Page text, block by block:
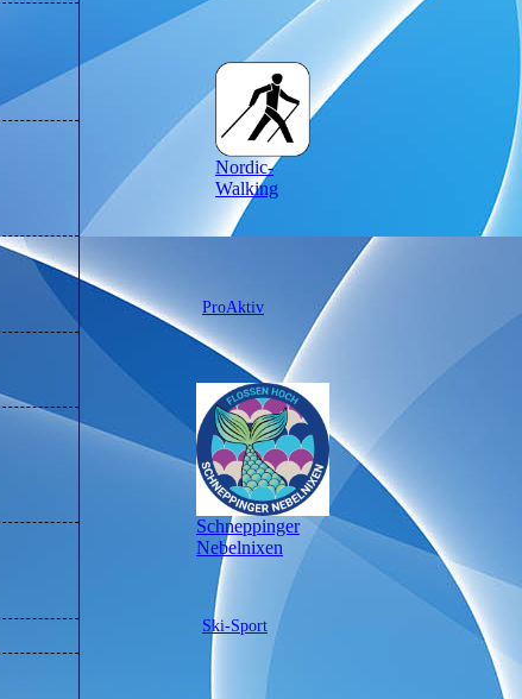
Nordic-
Walking
ProAktiv
Schneppinger
Nebelnixen
Ski-Sport